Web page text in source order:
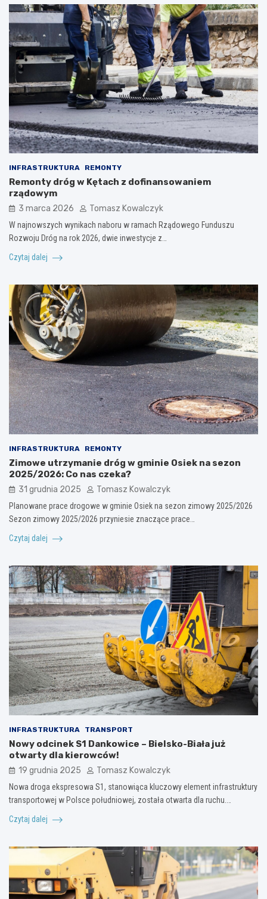
INFRASTRUKTURA REMONTY
Remonty dróg w Kętach z dofinansowaniem
rządowym
3 marca 2026 Tomasz Kowalczyk
W najnowszych wynikach naboru w ramach Rządowego Funduszu
Rozwoju Dróg na rok 2026, dwie inwestycje z…
Czytaj dalej
INFRASTRUKTURA REMONTY
Zimowe utrzymanie dróg w gminie Osiek na sezon
2025/2026: Co nas czeka?
31 grudnia 2025 Tomasz Kowalczyk
Planowane prace drogowe w gminie Osiek na sezon zimowy 2025/2026
Sezon zimowy 2025/2026 przyniesie znaczące prace…
Czytaj dalej
INFRASTRUKTURA TRANSPORT
Nowy odcinek S1 Dankowice – Bielsko-Biała już
otwarty dla kierowców!
19 grudnia 2025 Tomasz Kowalczyk
Nowa droga ekspresowa S1, stanowiąca kluczowy element infrastruktury
transportowej w Polsce południowej, została otwarta dla ruchu.…
Czytaj dalej